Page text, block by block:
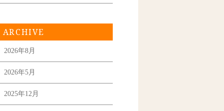
ARCHIVE
2026年8月
2026年5月
2025年12月